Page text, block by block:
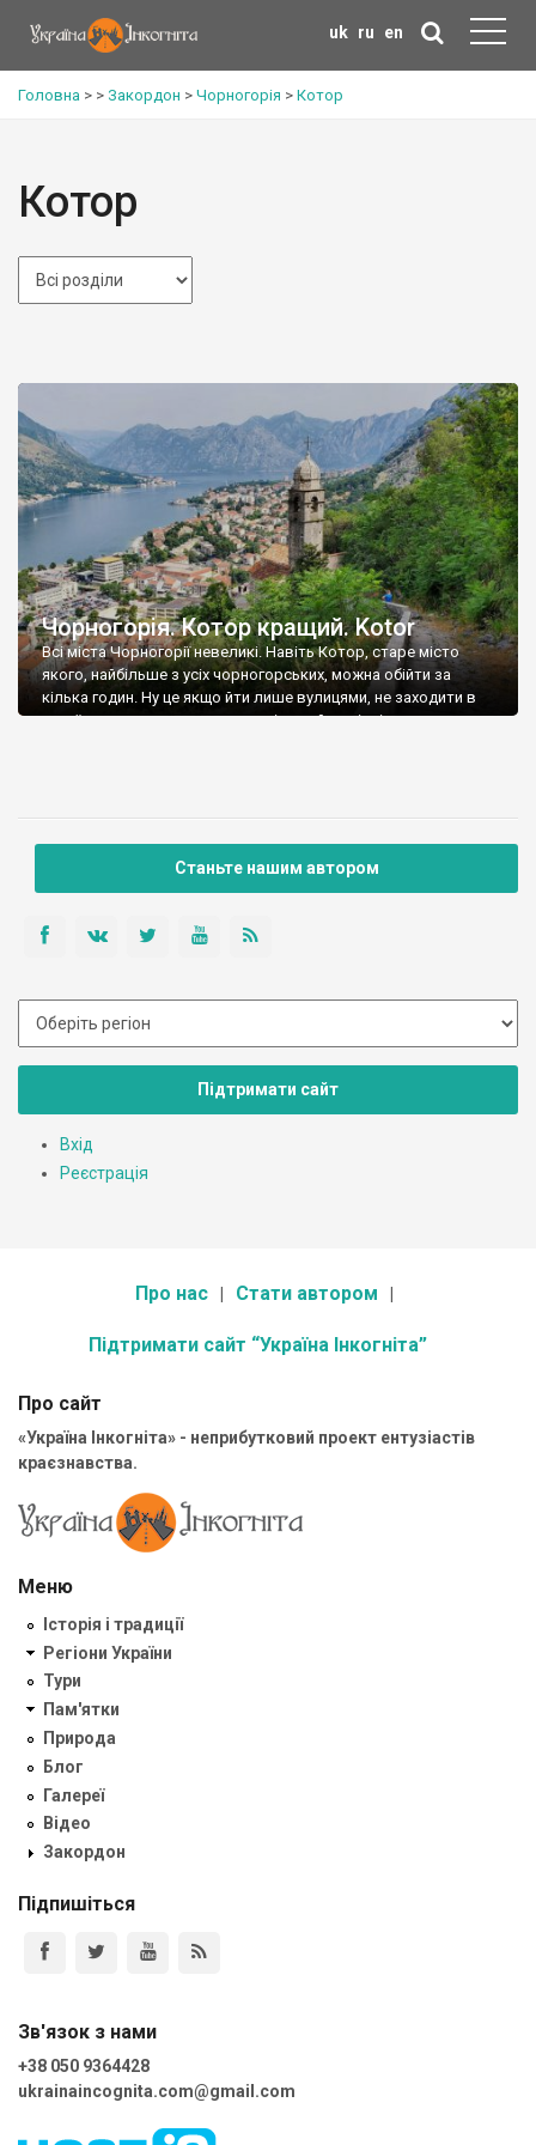
uk ru en
Головна > > Закордон > Чорногорія > Котор
Котор
Чорногорія. Котор кращий. Kotor
Всі міста Чорногорії невеликі. Навіть Котор, старе місто
якого, найбільше з усіх чорногорських, можна обійти за
кілька годин. Ну це якщо йти лише вулицями, не заходити в
музеї, не дивитись церкви за стінами й не підніматись на
Станьте нашим автором
Підтримати сайт
Вхід
Реєстрація
Про нас Стати автором
Підтримати сайт “Україна Інкогніта”
Про сайт
«Україна Інкогніта» - неприбутковий проект ентузіастів
краєзнавства.
Меню
Історія і традиції
Регіони України
Тури
Пам'ятки
Природа
Блог
Галереї
Відео
Закордон
Підпишіться
Зв'язок з нами
+38 050 9364428
ukrainaincognita.com@gmail.com